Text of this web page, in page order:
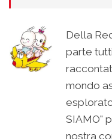
Della
parte
mondo
SIAMO"
nostra